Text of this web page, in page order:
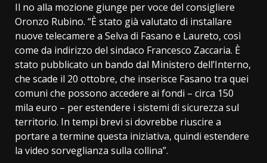
Il no alla mozione giunge per voce del consigliere
Oronzo Rubino. “È stato già valutato di installare
nuove telecamere a Selva di Fasano e Laureto, così
come da indirizzo del sindaco Francesco Zaccaria. È
stato pubblicato un bando dal Ministero dell’Interno,
che scade il 20 ottobre, che inserisce Fasano tra quei
comuni che possono accedere ai fondi – circa 150
mila euro – per estendere i sistemi di sicurezza sul
territorio. In tempi brevi si dovrebbe riuscire a
portare a termine questa iniziativa, quindi estendere
la video sorveglianza sulla collina”.